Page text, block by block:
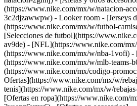
(https://www.nike.com/mx/w/natacion-
3c2djzawwpw) - Looker room - [Jerseys
(https://www.nike.com/mx/w/futbol-
[Selecciones de futbol](https://
av9de) - [NFL](https://www.nike.com/
(https://www.nike.com/mx/w/nba-1vofi)
(https://www.nike.com/mx/w/mlb-teams-
(https://www.nike.com/mx/codigo-
Ofertas](https://www.nike.com/mx/w/
tenis](https://www.nike.com/mx/w/
[Ofertas en ropa](https://www.nike.com/